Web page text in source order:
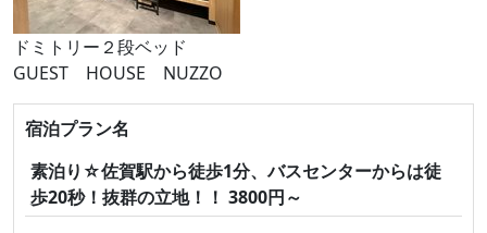
ドミトリー２段ベッド
GUEST HOUSE NUZZO
宿泊プラン名
素泊り☆佐賀駅から徒歩1分、バスセンターからは徒
歩20秒！抜群の立地！！ 3800円～